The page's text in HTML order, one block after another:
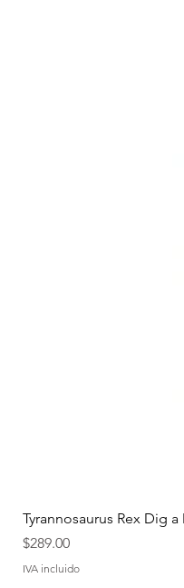
Tyrannosaurus Rex Dig
Precio
$289.00
IVA incluido